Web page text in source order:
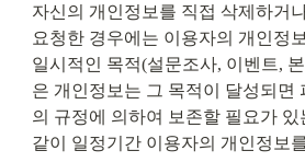
자신의 개인정보를 직접 삭제하거
요청한 경우에는 이용자의 개인정
일시적인 목적(설문조사, 이벤트,
은 개인정보는 그 목적이 달성되면
의 규정에 의하여 보존할 필요가
같이 일정기간 이용자의 개인정보